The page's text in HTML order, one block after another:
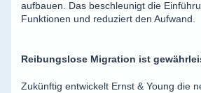
aufbauen. Das beschleunigt die
Funktionen und reduziert den Aufwand.
Reibungslose Migration ist
Zukünftig entwickelt Ernst & Young die